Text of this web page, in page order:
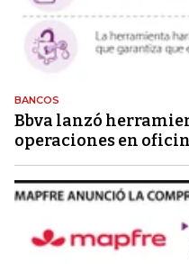
BANCOS
Bbva lanzó
operaciones en